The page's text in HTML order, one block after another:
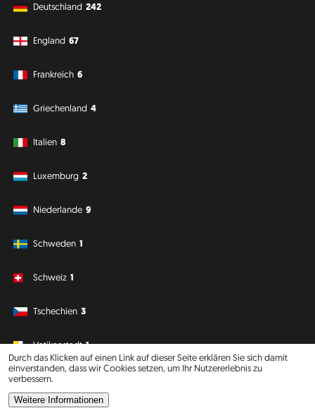
Durch das Klicken auf einen Link auf dieser Seite erklären Sie sich damit
einverstanden, dass wir Cookies setzen, um Ihr Nutzererlebnis zu
verbessern.
Weitere Informationen
Deutschland 242
England 67
Frankreich 6
Griechenland 4
Italien 8
Luxemburg 2
Niederlande 9
Schweden 1
Schweiz 1
Tschechien 3
Vatikanstadt 1
Südamerika
Philipp J. Conrad ·